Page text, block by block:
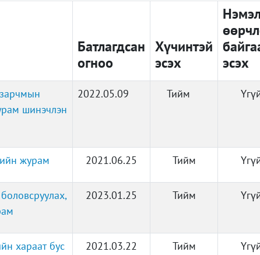
Батлагдсан
огноо
Хүчинтэй
эсэх
эсэх
шинэчлэн
2022.05.09 Тийм
журам 2021.06.25 Тийм
2023.01.25 Тийм
хараат бус
2021.03.22 Тийм